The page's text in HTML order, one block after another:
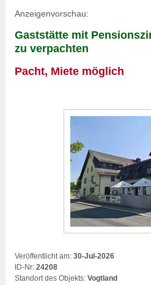
Anzeigenvorschau:
Gaststätte mit
zu verpachten
Pacht, Miete möglich
Veröffentlicht am: 30-Jul-2026
ID-Nr: 24208
Standort des Objekts: Vogtland